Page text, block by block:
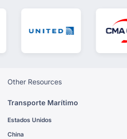
Other Resources
Transporte Marítimo
Estados Unidos
China